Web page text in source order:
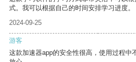
式。我可以根据自己的时间安排学习进度。
2024-09-25
游客
这款加速器app的安全性很高，使用过程中